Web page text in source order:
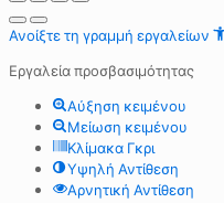
Ανοίξτε τη γραμμή εργαλείων
Εργαλεία προσβασιμότητας
Αύξηση κειμένου
Μείωση κειμένου
Κλίμακα Γκρι
Υψηλή Αντίθεση
Αρνητική Αντίθεση